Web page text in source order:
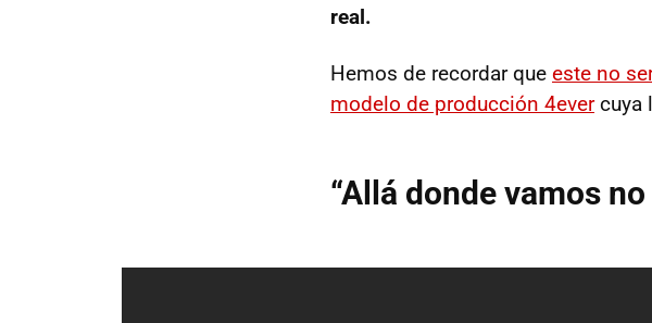
real.
Hemos de recordar que este no
modelo de producción 4evercuya
“Allá donde vamos